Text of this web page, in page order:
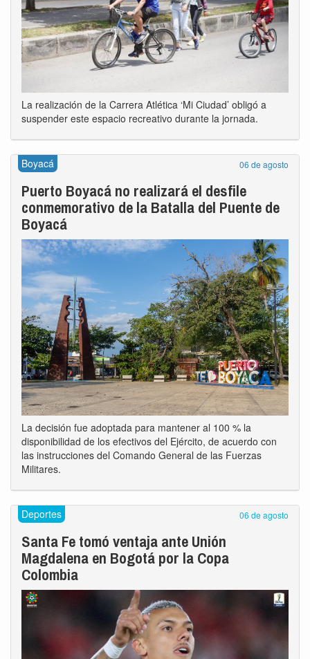
La realización de la Carrera Atlética ‘Mi Ciudad’ obligó a
suspender este espacio recreativo durante la jornada.
Boyacá 06 de agosto
Puerto Boyacá no realizará el desfile
conmemorativo de la Batalla del Puente de
Boyacá
La decisión fue adoptada para mantener al 100 % la
disponibilidad de los efectivos del Ejército, de acuerdo con
las instrucciones del Comando General de las Fuerzas
Militares.
Deportes 06 de agosto
Santa Fe tomó ventaja ante Unión
Magdalena en Bogotá por la Copa
Colombia